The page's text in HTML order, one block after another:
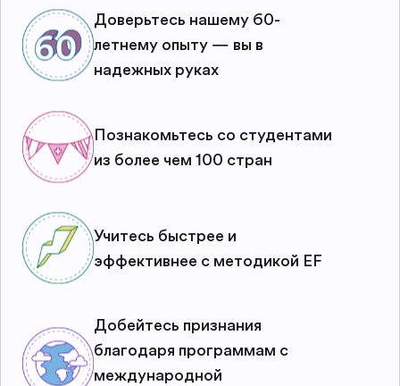
Доверьтесь нашему 60-
летнему опыту — вы в
надежных руках
Познакомьтесь со студентами
из более чем 100 стран
Учитесь быстрее и
эффективнее с методикой EF
Добейтесь признания
благодаря программам с
международной